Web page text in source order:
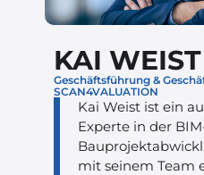
KAI WEIST
Geschäftsführung &
SCAN4VALUATION
Kai Weist ist ein
Experte in der
mit seinem Team